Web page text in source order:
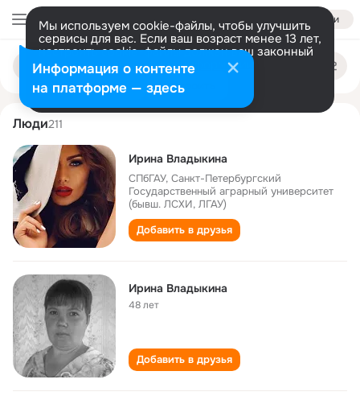
Войти
Мы используем cookie-файлы, чтобы улучшить
сервисы для вас. Если ваш возраст менее 13 лет,
настроить cookie-файлы должен ваш законный
представитель. Больше информации
Разрешить все Настроить
Поиск
людям
irina vladykina
Люди211
Ирина Владыкина
СПбГАУ, Санкт-Петербургский
Государственный аграрный университет
(бывш. ЛСХИ, ЛГАУ)
Добавить в друзья
Ирина Владыкина
48 лет
Добавить в друзья
Информация о контенте
на платформе — здесь